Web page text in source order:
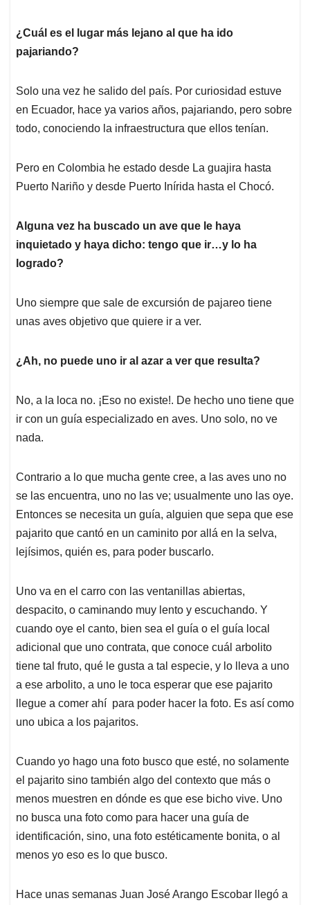
¿Cuál es el lugar más lejano al que ha ido
pajariando?
Solo una vez he salido del país. Por curiosidad estuve
en Ecuador, hace ya varios años, pajariando, pero sobre
todo, conociendo la infraestructura que ellos tenían.
Pero en Colombia he estado desde La guajira hasta
Puerto Nariño y desde Puerto Inírida hasta el Chocó.
Alguna vez ha buscado un ave que le haya
inquietado y haya dicho: tengo que ir…y lo ha
logrado?
Uno siempre que sale de excursión de pajareo tiene
unas aves objetivo que quiere ir a ver.
¿Ah, no puede uno ir al azar a ver que resulta?
No, a la loca no. ¡Eso no existe!. De hecho uno tiene que
ir con un guía especializado en aves. Uno solo, no ve
nada.
Contrario a lo que mucha gente cree, a las aves uno no
se las encuentra, uno no las ve; usualmente uno las oye.
Entonces se necesita un guía, alguien que sepa que ese
pajarito que cantó en un caminito por allá en la selva,
lejísimos, quién es, para poder buscarlo.
Uno va en el carro con las ventanillas abiertas,
despacito, o caminando muy lento y escuchando. Y
cuando oye el canto, bien sea el guía o el guía local
adicional que uno contrata, que conoce cuál arbolito
tiene tal fruto, qué le gusta a tal especie, y lo lleva a uno
a ese arbolito, a uno le toca esperar que ese pajarito
llegue a comer ahí para poder hacer la foto. Es así como
uno ubica a los pajaritos.
Cuando yo hago una foto busco que esté, no solamente
el pajarito sino también algo del contexto que más o
menos muestren en dónde es que ese bicho vive. Uno
no busca una foto como para hacer una guía de
identificación, sino, una foto estéticamente bonita, o al
menos yo eso es lo que busco.
Hace unas semanas Juan José Arango Escobar llegó a